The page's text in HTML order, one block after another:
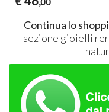
Continua lo
sezione gioielli